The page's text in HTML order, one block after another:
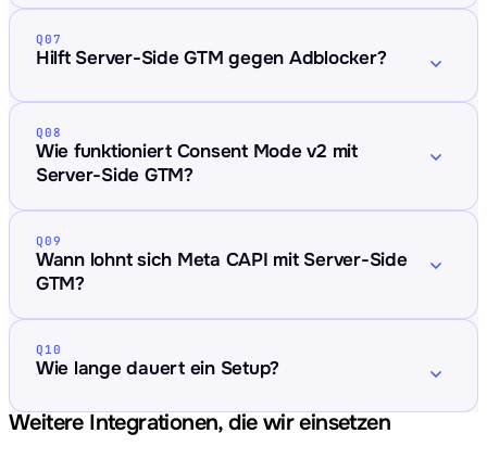
Q07
Hilft Server-Side GTM gegen Adblocker?
Q08
Wie funktioniert Consent Mode v2 mit
Server-Side GTM?
Q09
Wann lohnt sich Meta CAPI mit Server-Side
GTM?
Q10
Wie lange dauert ein Setup?
Weitere Integrationen, die wir einsetzen